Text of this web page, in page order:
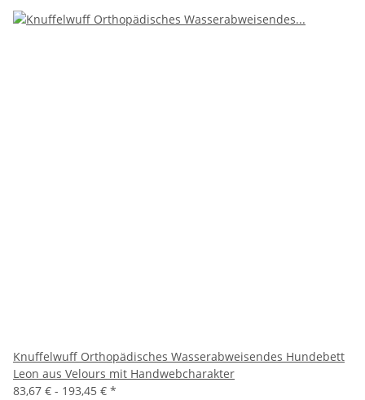
Knuffelwuff Orthopädisches Wasserabweisendes Hundebett
Leon aus Velours mit Handwebcharakter
83,67 € - 193,45 € *